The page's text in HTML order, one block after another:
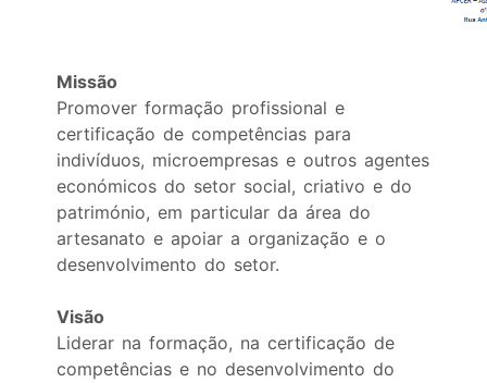
Missão
Promover formação profissional e
certificação de competências para
indivíduos, microempresas e outros agentes
económicos do setor social, criativo e do
património, em particular da área do
artesanato e apoiar a organização e o
desenvolvimento do setor.
Visão
Liderar na formação, na certificação de
competências e no desenvolvimento do